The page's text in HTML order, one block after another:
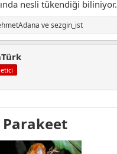
nesli tükendiği biliniyor.
vesezgin_ist